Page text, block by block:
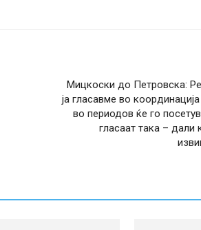
Мицкоски до Петровска:
ја гласавме во
во периодов ќе го
гласаат така – дали